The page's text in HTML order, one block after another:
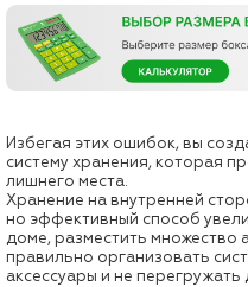
Избегая этих ошибок, вы
систему хранения, которая
лишнего места.
Хранение на внутренней
но эффективный способ
доме, разместить множество
правильно организовать
аксессуары и не перегружать